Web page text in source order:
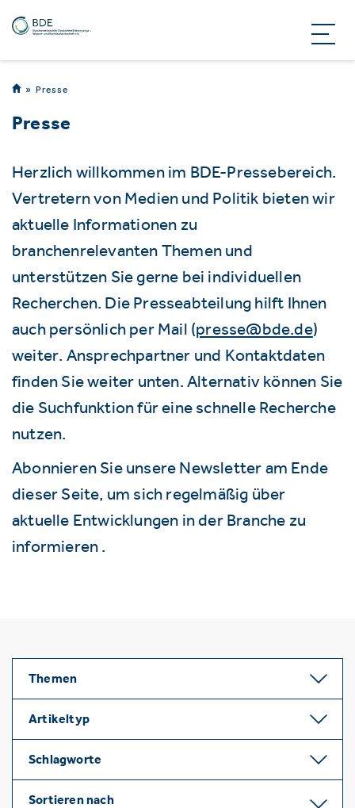
Presse
Presse
Herzlich willkommen im BDE-Pressebereich.
Vertretern von Medien und Politik bieten wir
aktuelle Informationen zu
branchenrelevanten Themen und
unterstützen Sie gerne bei individuellen
Recherchen. Die Presseabteilung hilft Ihnen
auch persönlich per Mail (presse@bde.de)
weiter. Ansprechpartner und Kontaktdaten
finden Sie weiter unten. Alternativ können Sie
die Suchfunktion für eine schnelle Recherche
nutzen.
Abonnieren Sie unsere Newsletter am Ende
dieser Seite, um sich regelmäßig über
aktuelle Entwicklungen in der Branche zu
informieren .
Themen
Artikeltyp
Schlagworte
Sortieren nach